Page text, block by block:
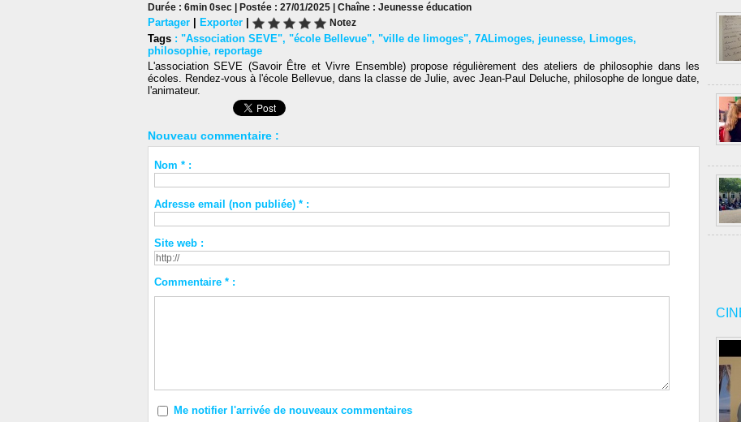
Durée : 6min 0sec | Postée : 27/01/2025 | Chaîne : Jeunesse éducation
Partager | Exporter | Notez
Tags : "Association SEVE", "école Bellevue", "ville de limoges", 7ALimoges, jeunesse, Limoges,
philosophie, reportage
L'association SEVE (Savoir Être et Vivre Ensemble) propose régulièrement des ateliers de philosophie dans les
écoles. Rendez-vous à l'école Bellevue, dans la classe de Julie, avec Jean-Paul Deluche, philosophe de longue date,
l'animateur.
Nouveau commentaire :
Nom * :
Adresse email (non publiée) * :
Site web :
Commentaire * :
Me notifier l'arrivée de nouveaux commentaires